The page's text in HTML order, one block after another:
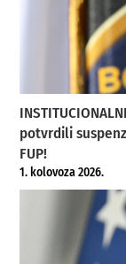
potvrdili
FUP!
1. kolovoza 2026.